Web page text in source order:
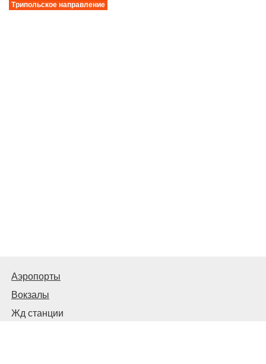
Трипольское направление
Аэропорты
Вокзалы
Жд станции